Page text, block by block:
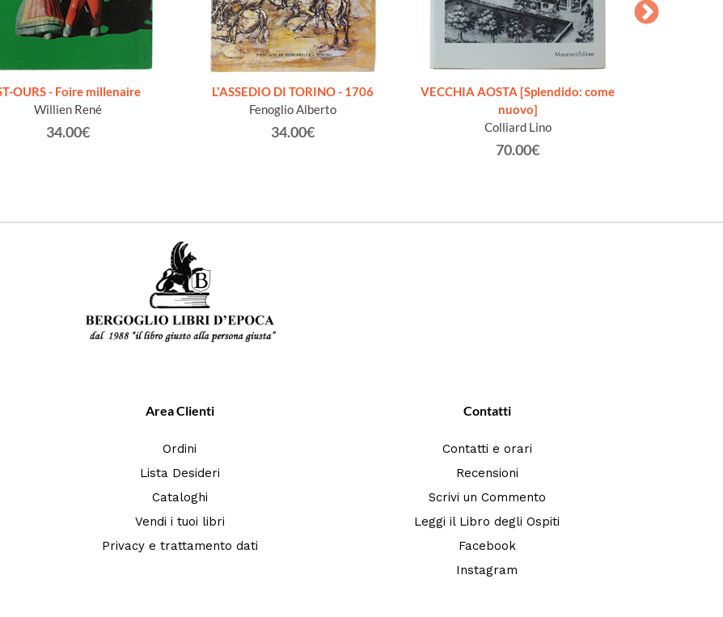
OURS - Foire millenaire
Willien René
34.00€
L'ASSEDIO DI TORINO - 1706
Fenoglio Alberto
34.00€
VECCHIA AOSTA [Splendido: come
nuovo]
Colliard Lino
70.00€
Area Clienti
Ordini
Lista Desideri
Cataloghi
Vendi i tuoi libri
Privacy e trattamento dati
Contatti
Contatti e orari
Recensioni
Scrivi un Commento
Leggi il Libro degli Ospiti
Facebook
Instagram